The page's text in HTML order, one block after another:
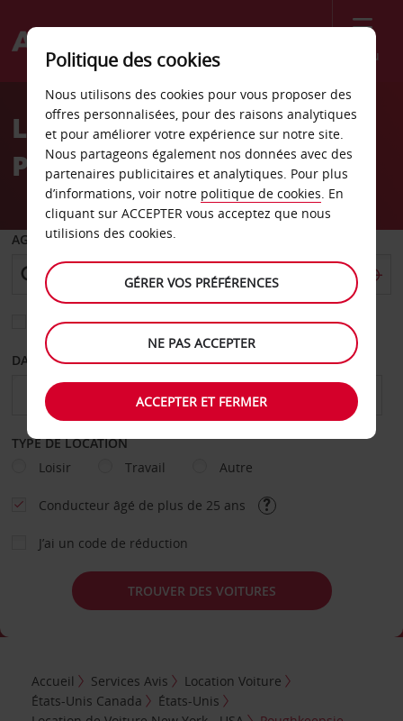
Menu
Welcome
AvisLocation de voiture
Poughkeepsie
AGENCE DE DÉPART
Sélectionnez une autre agence de retour
DATE DE DÉPART DATE DE RETOUR
TYPE DE LOCATION
Loisir
Travail Autre
Conducteur âgé de plus de 25 ans
J’ai un code de réduction
TROUVER DES VOITURES
Accueil Services Avis
Location Voiture
États-Unis Canada
États-Unis
Politique des cookies
Nous utilisons des cookies pour vous proposer des
offres personnalisées, pour des raisons analytiques
et pour améliorer votre expérience sur notre site.
Nous partageons également nos données avec des
partenaires publicitaires et analytiques. Pour plus
d’informations, voir notre politique de cookies. En
cliquant sur ACCEPTER vous acceptez que nous
utilisions des cookies.
GÉRER VOS PRÉFÉRENCES
NE PAS ACCEPTER
ACCEPTER ET FERMER